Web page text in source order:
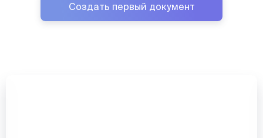
Создать первый документ